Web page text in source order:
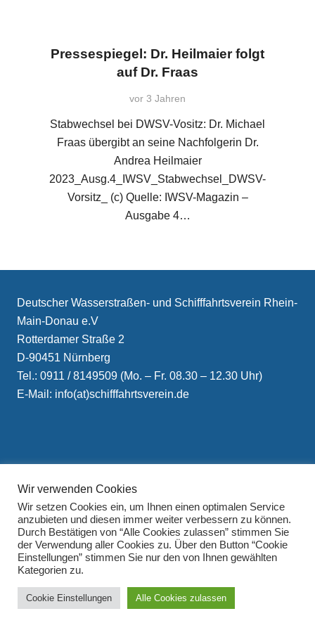
Pressespiegel: Dr. Heilmaier folgt
auf Dr. Fraas
vor 3 Jahren
Stabwechsel bei DWSV-Vositz: Dr. Michael
Fraas übergibt an seine Nachfolgerin Dr.
Andrea Heilmaier
2023_Ausg.4_IWSV_Stabwechsel_DWSV-
Vorsitz_ (c) Quelle: IWSV-Magazin –
Ausgabe 4…
Deutscher Wasserstraßen- und Schifffahrtsverein Rhein-
Main-Donau e.V
Rotterdamer Straße 2
D-90451 Nürnberg
Tel.: 0911 / 8149509 (Mo. – Fr. 08.30 – 12.30 Uhr)
E-Mail: info(at)schifffahrtsverein.de
Impressum
Datenschutzerklärung
Wir verwenden Cookies
Wir setzen Cookies ein, um Ihnen einen optimalen Service
anzubieten und diesen immer weiter verbessern zu können.
Durch Bestätigen von “Alle Cookies zulassen” stimmen Sie
der Verwendung aller Cookies zu. Über den Button “Cookie
Einstellungen” stimmen Sie nur den von Ihnen gewählten
Kategorien zu.
Cookie Einstellungen Alle Cookies zulassen